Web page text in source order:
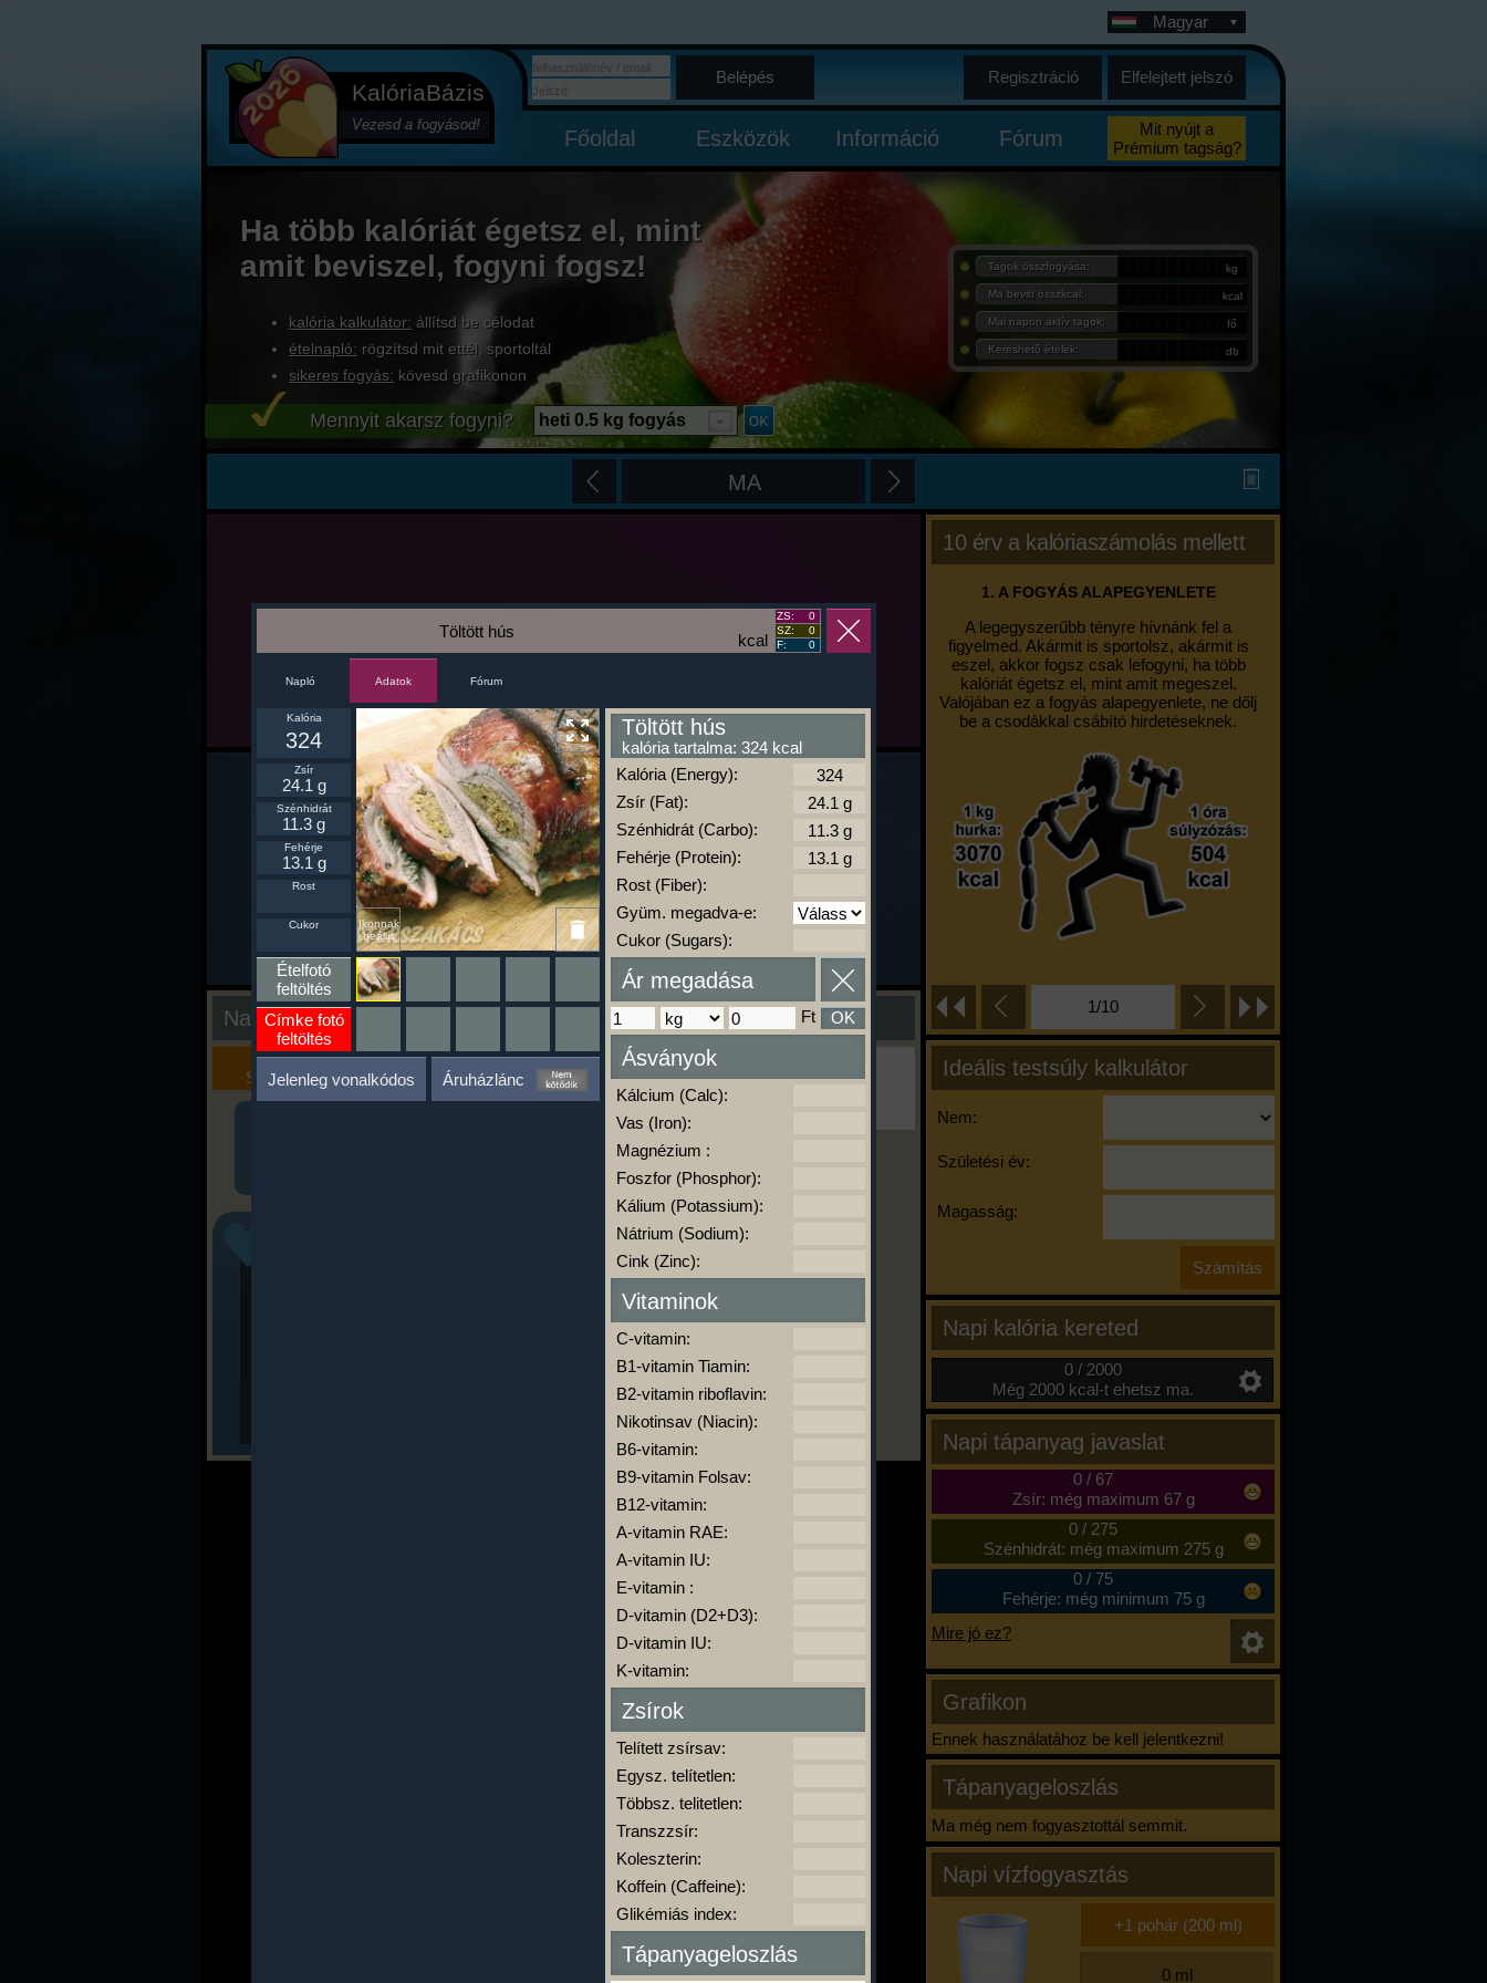
KalóriaBázis
Vezesd a fogyásod!
Magyar
Belépés Regisztráció Elfelejtett jelszó
Főoldal Eszközök Információ Fórum
Mit nyújt a
Prémium tagság?
Ha több kalóriát égetsz el, mint
amit beviszel, fogyni fogsz!
kalória kalkulátor: állítsd be célodat
ételnapló: rögzítsd mit ettél, sportoltál
sikeres fogyás: kövesd grafikonon
Tagok összfogyása: kg
Ma bevitt összkcal: kcal
Mai napon aktív tagok: fő
Kereshető ételek: db
Mennyit akarsz fogyni? heti 0.5 kg fogyás
MA
10 érv a kalóriaszámolás mellett
1. A FOGYÁS ALAPEGYENLETE
A legegyszerűbb tényre hívnánk fel a
figyelmed. Akármit is sportolsz, akármit is
eszel, akkor fogsz csak lefogyni, ha több
kalóriát égetsz el, mint amit megeszel.
Valójában ez a fogyás alapegyenlete, ne dőlj
be a csodákkal csábító hirdetéseknek.
1/10
Ideális testsúly kalkulátor
Nem:
Születési év:
Magasság:
Napi kalória kereted
0 / 2000
Még 2000 kcal-t ehetsz ma.
Napi tápanyag javaslat
0/ 67
Zsír: még maximum 67 g
0/ 275
Szénhidrát: még maximum 275 g
0/ 75
Fehérje: még minimum 75 g
Mire jó ez?
Grafikon
Ennek használatához be kell jelentkezni!
Tápanyageloszlás
Ma még nem fogyasztottál semmit.
Napi vízfogyasztás
Nap kiértékelése
Kalória
Szimulátor
Szöveges
Értékelés
Ha ma már nem eszel/sportolsz többet,
kattints a kiértékelésre!
A Kalória Szimulátor Prémium funkció.
-
kcal
Töltött hús
ZS:
0
SZ:
0
F:
0
Napló Adatok Fórum
Ikonnak
beállít
Kalória
324
Zsír
24.1 g
Szénhidrát
11.3 g
Fehérje
13.1 g
Rost
Cukor
Ételfotó
feltöltés
Címke fotó
feltöltés
Jelenleg vonalkódos Áruházlánc
Töltött hús
kalória tartalma: 324 kcal
Kalória (Energy):
Zsír (Fat):
Szénhidrát (Carbo):
Fehérje (Protein):
Rost (Fiber):
Gyüm. megadva-e:
Cukor (Sugars):
Ár megadása
Ft OK
Ásványok
Kálcium (Calc):
Vas (Iron):
Magnézium :
Foszfor (Phosphor):
Kálium (Potassium):
Nátrium (Sodium):
Cink (Zinc):
Vitaminok
C-vitamin:
B1-vitamin Tiamin:
B2-vitamin riboflavin:
Nikotinsav (Niacin):
B6-vitamin:
B9-vitamin Folsav:
B12-vitamin:
A-vitamin RAE:
A-vitamin IU:
E-vitamin :
D-vitamin (D2+D3):
D-vitamin IU:
K-vitamin:
Zsírok
Telített zsírsav:
Egysz. telítetlen:
Többsz. telitetlen:
Transzzsír:
Koleszterin:
Koffein (Caffeine):
Glikémiás index:
Tápanyageloszlás